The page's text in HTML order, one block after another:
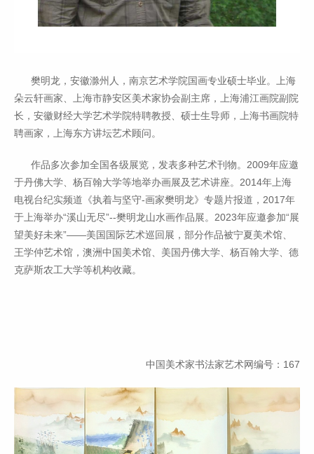
樊明龙，安徽滁州人，南京艺术学院国画专业硕士毕业。上海
朵云轩画家、上海市静安区美术家协会副主席，上海浦江画院副院
长，安徽财经大学艺术学院特聘教授、硕士生导师，上海书画院特
聘画家，上海东方讲坛艺术顾问。
作品多次参加全国各级展览，发表多种艺术刊物。2009年应邀
于丹佛大学、杨百翰大学等地举办画展及艺术讲座。2014年上海
电视台纪实频道《执着与坚守-画家樊明龙》专题片报道，2017年
于上海举办“溪山无尽”--樊明龙山水画作品展。2023年应邀参加“展
望美好未来”——美国国际艺术巡回展，部分作品被宁夏美术馆、
王学仲艺术馆，澳洲中国美术馆、美国丹佛大学、杨百翰大学、德
克萨斯农工大学等机构收藏。
中国美术家书法家艺术网编号：167